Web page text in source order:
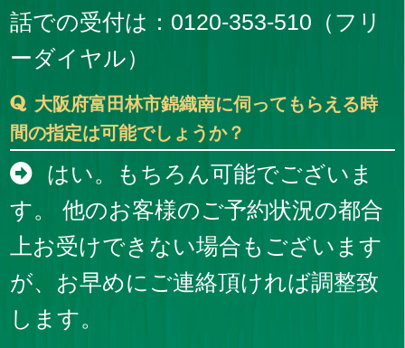
話での受付は：0120-353-510（フリ
ーダイヤル）
大阪府富田林市錦織南に伺ってもらえる時
間の指定は可能でしょうか？
はい。もちろん可能でございま
す。 他のお客様のご予約状況の都合
上お受けできない場合もございます
が、お早めにご連絡頂ければ調整致
します。